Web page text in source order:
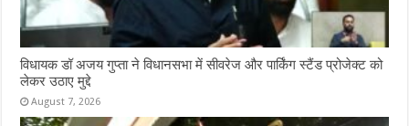
विधायक डॉ अजय गुप्ता ने विधानसभा में सीवरेज और पार्किंग स्टैंड प्रोजेक्ट को
लेकर उठाए मुद्दे
August 7, 2026